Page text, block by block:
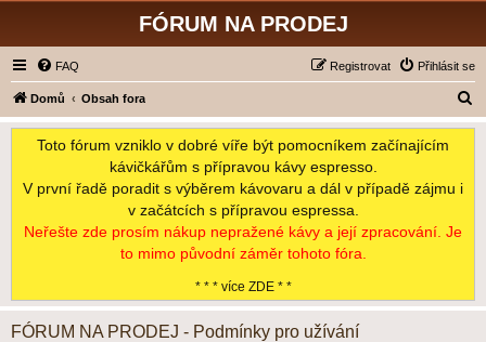
FÓRUM NA PRODEJ
FAQ Přihlásit se
Registrovat
Domů Obsah fora
l
Toto fórum vzniklo v dobré víře být pomocníkem začínajícím
kávičkářům s přípravou kávy espresso.
V první řadě poradit s výběrem kávovaru a dál v případě zájmu i
v začátcích s přípravou espressa.
Neřešte zde prosím nákup nepražené kávy a její zpracování. Je
to mimo původní záměr tohoto fóra.
* * * více ZDE * *
FÓRUM NA PRODEJ - Podmínky pro užívání